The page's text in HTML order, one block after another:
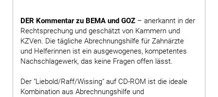
DER Kommentar zu BEMA und GOZ – anerkannt in der
Rechtsprechung und geschätzt von Kammern und
KZVen. Die tägliche Abrechnungshilfe für Zahnärzte
und Helferinnen ist ein ausgewogenes, kompetentes
Nachschlagewerk, das keine Fragen offen lässt.
Der "Liebold/Raff/Wissing" auf CD-ROM ist die ideale
Kombination aus Abrechnungshilfe und